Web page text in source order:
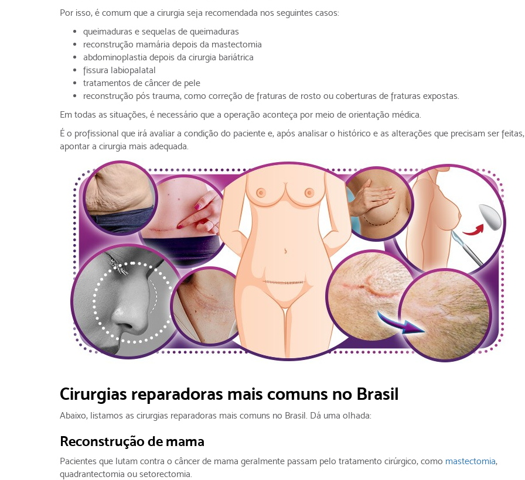
Por isso, é comum que a cirurgia seja recomendada nos seguintes casos:
queimaduras e sequelas de queimaduras
reconstrução mamária depois da mastectomia
abdominoplastia depois da cirurgia bariátrica
fissura labiopalatal
tratamentos de câncer de pele
reconstrução pós trauma, como correção de fraturas de rosto ou coberturas de fraturas expostas.
Em todas as situações, é necessário que a operação aconteça por meio de orientação médica.
É o profissional que irá avaliar a condição do paciente e, após analisar o histórico e as alterações que precisam ser feitas,
apontar a cirurgia mais adequada.
Cirurgias reparadoras mais comuns no Brasil
Abaixo, listamos as cirurgias reparadoras mais comuns no Brasil. Dá uma olhada:
Reconstrução de mama
Pacientes que lutam contra o câncer de mama geralmente passam pelo tratamento cirúrgico, como mastectomia,
quadrantectomia ou setorectomia.